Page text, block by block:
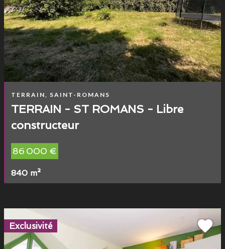
TERRAIN, SAINT-ROMANS
TERRAIN - ST ROMANS - Libre
constructeur
86 000 €
840 m²
Exclusivité